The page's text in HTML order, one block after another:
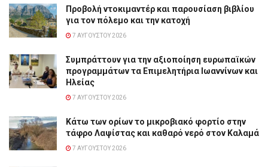
Προβολή ντοκιμαντέρ και παρουσίαση βιβλίου
για τον πόλεμο και την κατοχή
7 ΑΥΓΟΎΣΤΟΥ 2026
Συμπράττουν για την αξιοποίηση ευρωπαϊκών
προγραμμάτων τα Επιμελητήρια Ιωαννίνων και
Ηλείας
7 ΑΥΓΟΎΣΤΟΥ 2026
Κάτω των ορίων το μικροβιακό φορτίο στην
τάφρο Λαψίστας και καθαρό νερό στον Καλαμά
7 ΑΥΓΟΎΣΤΟΥ 2026